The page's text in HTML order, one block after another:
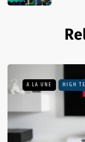
A LA UNE HIGH